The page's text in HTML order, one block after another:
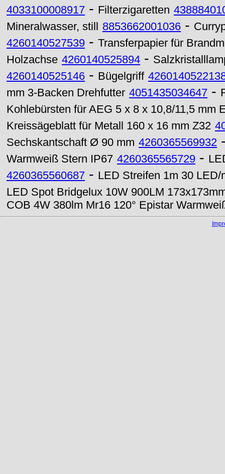
4033100008917 - Filterzigaretten
Mineralwasser, still
8853662001036 -
4260140527539 - Transferpapier für
Holzachse 4260140525894 -
4260140525146 - Bügelgriff
mm 3-Backen Drehfutter 4051435034647 -
Kohlebürsten für AEG 5 x 8 x 10,8/11,5 mm
Kreissägeblatt für Metall 160 x 16 mm Z32
Sechskantschaft Ø 90 mm 4260365569932
Warmweiß Stern IP67 4260365565729 -
4260365560687 - LED Streifen 1m 30
LED Spot Bridgelux 10W 900LM
COB 4W 380lm Mr16 120° Epistar